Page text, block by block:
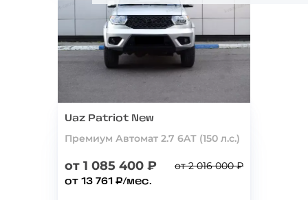
Uaz Patriot New
Премиум Автомат 2.7 6AТ (150 л.с.)
от 1 085 400 ₽ от 2 016 000 ₽
от 13 761 ₽/мес.